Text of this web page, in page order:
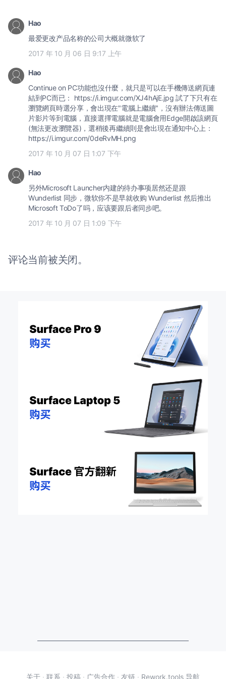
Hao
最爱更改产品名称的公司大概就微软了
2017 年 10 月 06 日 9:17 上午
Hao
Continue on PC功能也沒什麼，就只是可以在手機傳送網頁連
結到PC而已： https://i.imgur.com/XJ4hAjE.jpg 試了下只有在
瀏覽網頁時選分享，會出現在"電腦上繼續"，沒有辦法傳送圖
片影片等到電腦，直接選擇電腦就是電腦會用Edge開啟該網頁
(無法更改瀏覽器)，選稍後再繼續則是會出現在通知中心上：
https://i.imgur.com/0deRvMH.png
2017 年 10 月 07 日 1:07 下午
Hao
另外Microsoft Launcher内建的待办事项居然还是跟
Wunderlist 同步，微软你不是早就收购 Wunderlist 然后推出
Microsoft ToDo了吗，应该要跟后者同步吧。
2017 年 10 月 07 日 1:09 下午
评论当前被关闭。
关于 · 联系 · 投稿 · 广告合作 · 友链 · Rework.tools 导航